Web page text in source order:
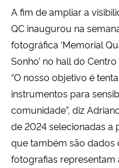
A fim de ampliar a
QC inaugurou na
fotográfica ‘Memorial
Sonho’ no hall do
“O nosso objetivo é
instrumentos para
comunidade”, diz
de 2024 selecionadas a
que também são dados
fotografias representam